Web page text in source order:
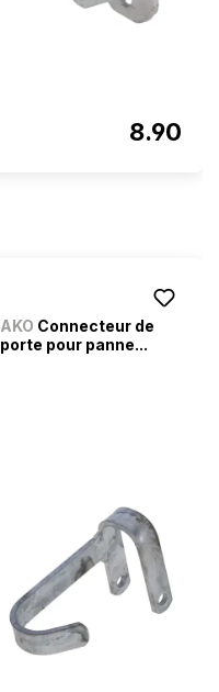
8.90
AKO Connecteur de
porte pour panne...